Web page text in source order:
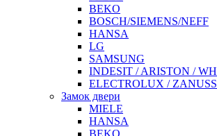
BEKO
BOSCH/SIEMENS/NEFF
HANSA
LG
SAMSUNG
INDESIT / ARISTON /
ELECTROLUX /
Замок двери
MIELE
HANSA
BEKO